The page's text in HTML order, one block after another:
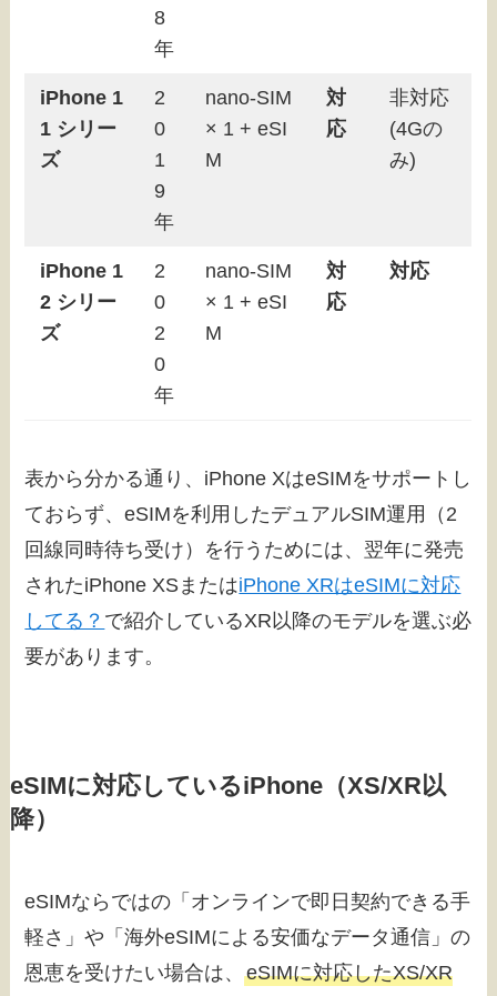
8
年
iPhone 1
1 シリー
ズ
2
0
1
9
年
nano-SIM
× 1 + eSI
M
対
応
非対応
(4Gの
み)
iPhone 1
2 シリー
ズ
2
0
2
0
年
nano-SIM
× 1 + eSI
M
対
応
対応
表から分かる通り、iPhone XはeSIMをサポートし
ておらず、eSIMを利用したデュアルSIM運用（2
回線同時待ち受け）を行うためには、翌年に発売
されたiPhone XSまたはiPhone XRはeSIMに対応
してる？ で紹介しているXR以降のモデルを選ぶ必
要があります。
eSIMに対応しているiPhone（XS/XR以
降）
eSIMならではの「オンラインで即日契約できる手
軽さ」や「海外eSIMによる安価なデータ通信」の
恩恵を受けたい場合は、eSIMに対応したXS/XR